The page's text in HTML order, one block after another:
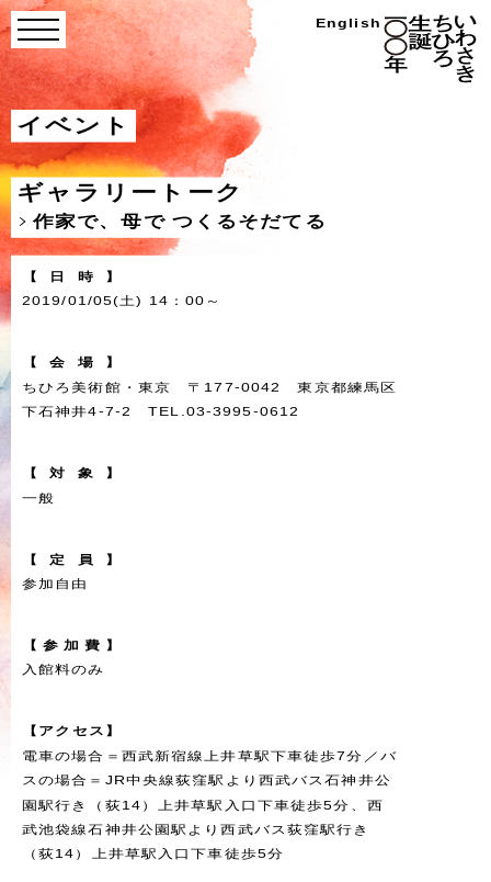
Skip
to
content
い
わ
さ
き
ち
English
menu
イベント
ギャラリートーク
作家で、母で つくるそだてる
【 日 時
】
2019/01/05(土) 14：00～
【 会 場 】
ちひろ美術館・東京 〒177-0042 東京都練馬区
下石神井4-7-2 TEL.03-3995-0612
【 対 象
】
一般
【 定 員
】
参加自由
【 参 加 費 】
入館料のみ
【 アク セ ス 】
電車の場合＝西武新宿線上井草駅下車徒歩7分／バ
スの場合＝JR中央線荻窪駅より西武バス石神井公
園駅行き（荻14）上井草駅入口下車徒歩5分、西
武池袋線石神井公園駅より西武バス荻窪駅行き
（荻14）上井草駅入口下車徒歩5分